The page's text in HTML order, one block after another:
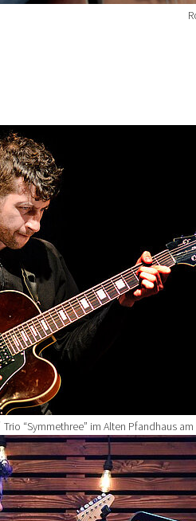
“Symmethree” im Alten Pfandhaus